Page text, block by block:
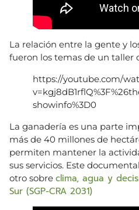
La relación entre la gente y
fueron los temas de un taller
https://youtube.com/
showinfo%3D0
La ganadería es una parte
más de 40 millones de
permiten mantener la
sus servicios. Este
otro sobre clima, agua y
Sur (SGP-CRA 2031)